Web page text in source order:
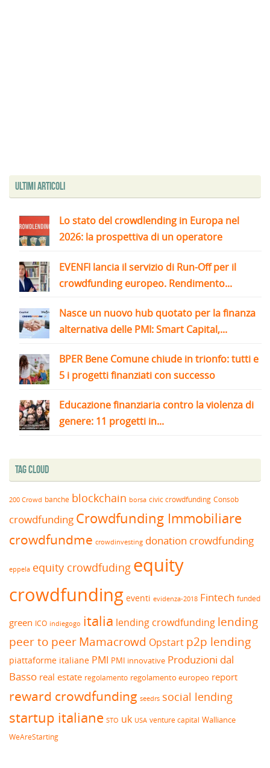
Ultimi articoli
Lo stato del crowdlending in Europa nel
2026: la prospettiva di un operatore
EVENFI lancia il servizio di Run-Off per il
crowdfunding europeo. Rendimento...
Nasce un nuovo hub quotato per la finanza
alternativa delle PMI: Smart Capital,...
BPER Bene Comune chiude in trionfo: tutti e
5 i progetti finanziati con successo
Educazione finanziaria contro la violenza di
genere: 11 progetti in...
Tag Cloud
200 Crowd banche blockchain borsa civic crowdfunding Consob
crowdfunding Crowdfunding Immobiliare
crowdfundme crowdinvesting donation crowdfunding
eppela equity crowdfuding equity
crowdfunding eventi evidenza-2018 Fintech funded
green ICO indiegogo italia lending crowdfunding lending
peer to peerMamacrowd Opstart p2p lending
piattaforme italiane PMI PMI innovative Produzioni dal
Basso real estate regolamento regolamento europeo report
reward crowdfunding seedrs social lending
startup italiane STO uk USA venture capital Walliance
WeAreStarting